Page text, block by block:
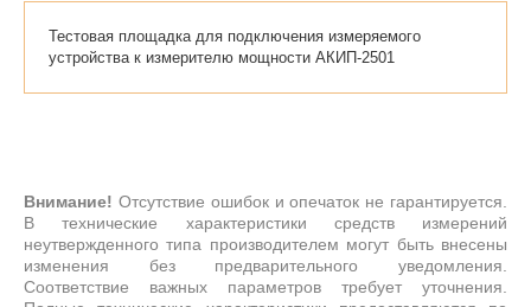
Тестовая площадка для подключения измеряемого
устройства к измерителю мощности АКИП-2501
Внимание! Отсутствие ошибок и опечаток не гарантируется.
В технические характеристики средств измерений
неутвержденного типа производителем могут быть внесены
изменения без предварительного уведомления.
Соответствие важных параметров требует уточнения.